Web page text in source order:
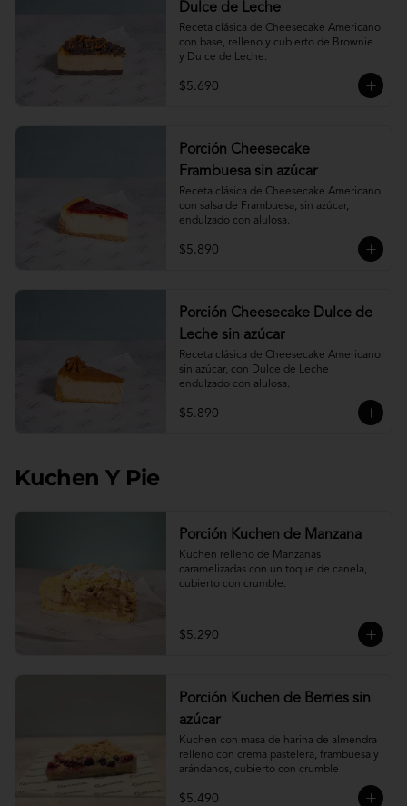
Dulce de Leche
Receta clásica de Cheesecake Americano
con base, relleno y cubierto de Brownie
y Dulce de Leche.
$5.690
Porción Cheesecake
Frambuesa sin azúcar
Receta clásica de Cheesecake Americano
con salsa de Frambuesa, sin azúcar,
endulzado con alulosa.
$5.890
Porción Cheesecake Dulce de
Leche sin azúcar
Receta clásica de Cheesecake Americano
sin azúcar, con Dulce de Leche
endulzado con alulosa.
$5.890
Kuchen Y Pie
Porción Kuchen de Manzana
Kuchen relleno de Manzanas
caramelizadas con un toque de canela,
cubierto con crumble.
$5.290
Porción Kuchen de Berries sin
azúcar
Kuchen con masa de harina de almendra
relleno con crema pastelera, frambuesa y
arándanos, cubierto con crumble
$5.490